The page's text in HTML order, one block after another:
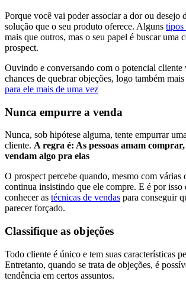
Porque você vai poder associar a dor ou desejo
solução que o seu produto oferece. Alguns tipos
mais que outros, mas o seu papel é buscar uma
prospect.
Ouvindo e conversando com o potencial cliente
chances de quebrar objeções, logo também mais
para ele mais de uma vez
Nunca empurre a venda
Nunca, sob hipótese alguma, tente empurrar
cliente. A regra é: As pessoas amam
vendam algo pra elas
O prospect percebe quando, mesmo com várias
continua insistindo que ele compre. E é por isso
conhecer as técnicas de vendas para conseguir
parecer forçado.
Classifique as objeções
Todo cliente é único e tem suas características
Entretanto, quando se trata de objeções, é
tendência em certos assuntos.